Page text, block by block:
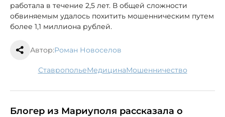
работала в течение 2,5 лет. В общей сложности
обвиняемым удалось похитить мошенническим путем
более 1,1 миллиона рублей.
Автор:Роман Новоселов
Ставрополье медицина мошенничество
Блогер из Мариуполя рассказала о